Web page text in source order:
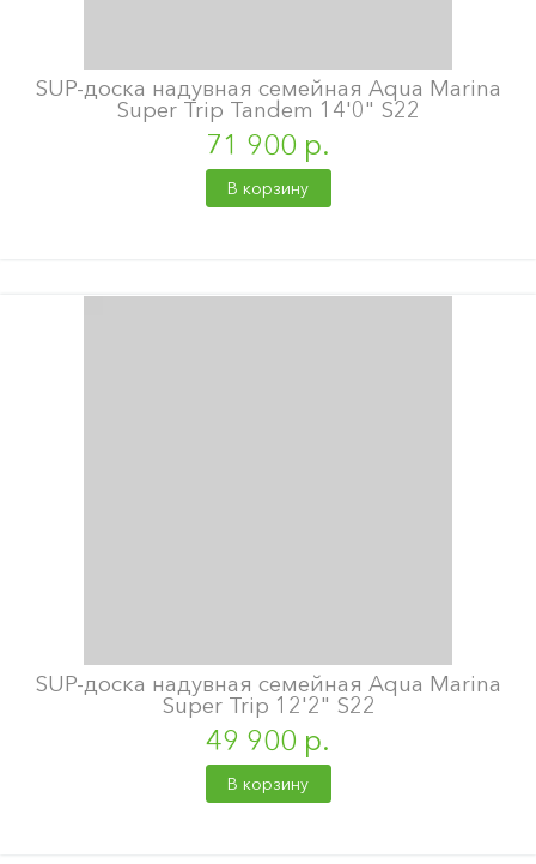
SUP-доска надувная семейная Aqua Marina
Super Trip Tandem 14'0" S22
71 900 р.
В корзину
SUP-доска надувная семейная Aqua Marina
Super Trip 12'2" S22
49 900 р.
В корзину